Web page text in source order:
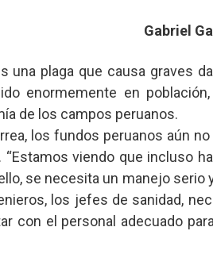
Gabriel
una plaga que causa graves
enormemente en
de los campos peruanos.
los fundos peruanos aún no
viendo que incluso
se necesita un manejo serio
los jefes de sanidad,
con el personal adecuado